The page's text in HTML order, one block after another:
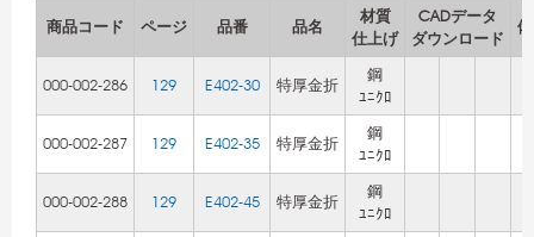
商品コード ページ 品番 品名
材質
仕上げ
CADデータ
ダウンロード
000-002-286 129 E402-30 特厚金折
鋼
ﾕﾆｸﾛ
000-002-287 129 E402-35 特厚金折
鋼
ﾕﾆｸﾛ
000-002-288 129 E402-45 特厚金折
鋼
ﾕﾆｸﾛ